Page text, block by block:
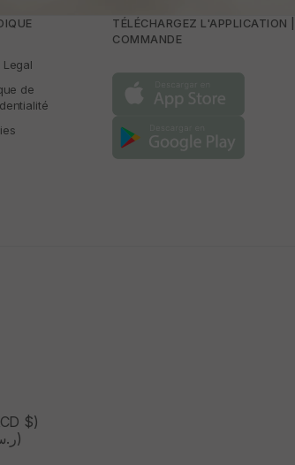
Legal
de
TÉLÉCHARGEZ L'APPLICATION
COMMANDE
$)
ARABIE SAOUDITE (SAR ر.س)